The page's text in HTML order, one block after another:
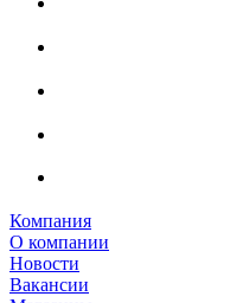
Компания
О компании
Новости
Вакансии